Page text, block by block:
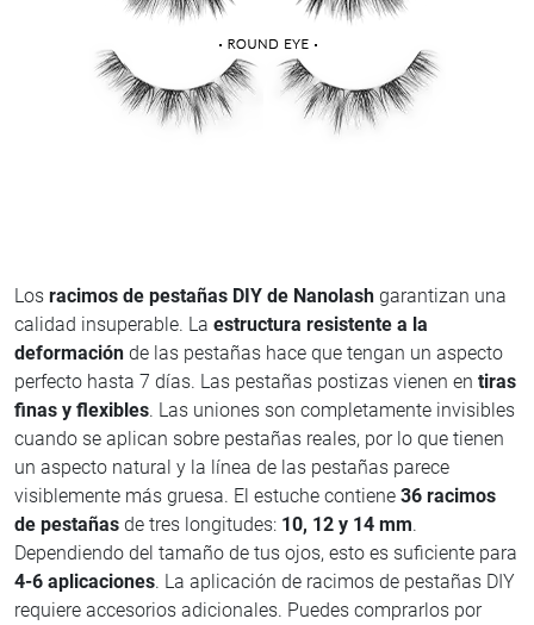
Los racimos de pestañas DIY de Nanolash garantizan una
calidad insuperable. La estructura resistente a la
deformación de las pestañas hace que tengan un aspecto
perfecto hasta 7 días. Las pestañas postizas vienen en tiras
finas y flexibles. Las uniones son completamente invisibles
cuando se aplican sobre pestañas reales, por lo que tienen
un aspecto natural y la línea de las pestañas parece
visiblemente más gruesa. El estuche contiene 36 racimos
de pestañas de tres longitudes: 10, 12 y 14 mm.
Dependiendo del tamaño de tus ojos, esto es suficiente para
4-6 aplicaciones. La aplicación de racimos de pestañas DIY
requiere accesorios adicionales. Puedes comprarlos por